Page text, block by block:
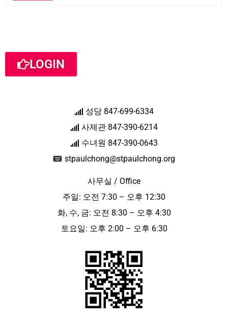
LOGIN
성당 847-699-6334
사제관 847-390-6214
수녀원 847-390-0643
stpaulchong@stpaulchong.org
사무실 / Office
주일: 오전 7:30 – 오후 12:30
화, 수, 금: 오전 8:30 – 오후 4:30
토요일: 오후 2:00 – 오후 6:30